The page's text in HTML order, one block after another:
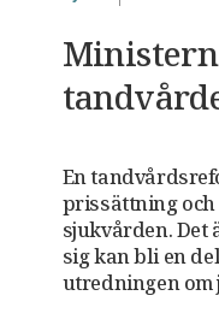
En
prissättning
sjukvården. Det
sig kan bli en
utredningen